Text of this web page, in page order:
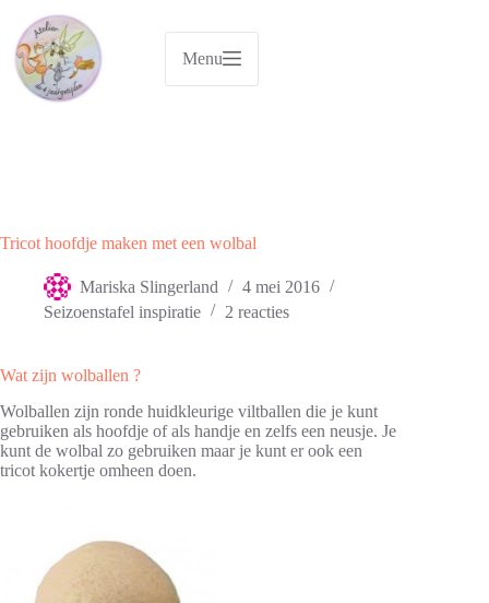
naar
inhoud
Menu
Tricot hoofdje maken met een wolbal
Mariska Slingerland
4 mei 2016
Seizoenstafel inspiratie
2 reacties
Wat zijn wolballen ?
Wolballen zijn ronde huidkleurige viltballen die je kunt
gebruiken als hoofdje of als handje en zelfs een neusje. Je
kunt de wolbal zo gebruiken maar je kunt er ook een
tricot kokertje omheen doen.